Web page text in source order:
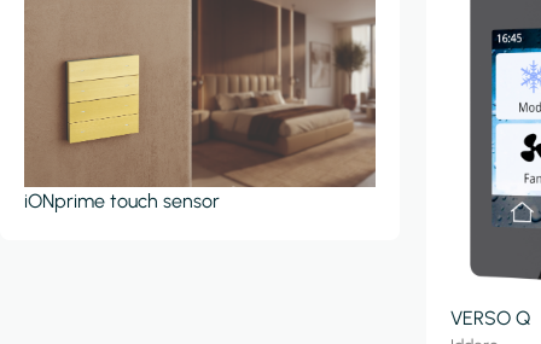
iONprime touch sensor
VERSO Q